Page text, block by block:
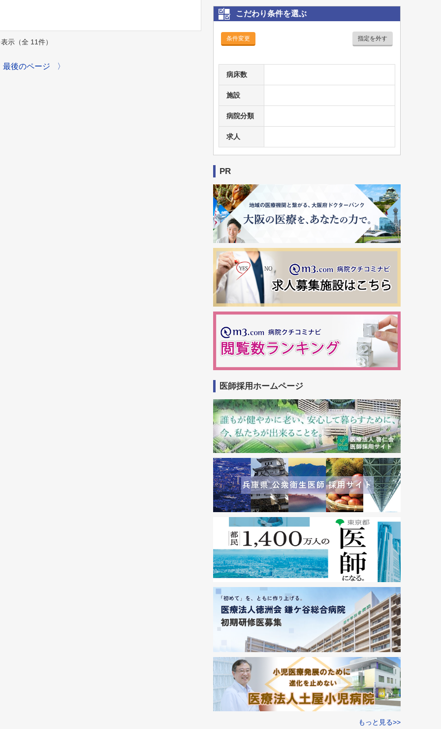
示（全 11件）
最後のページ 〉
こだわり条件を選ぶ
条件変更 指定を外す
病床数
施設
病院分類
求人
PR
医師採用ホームページ
もっと見る>>